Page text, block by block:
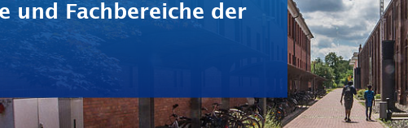
und Fachbereiche der